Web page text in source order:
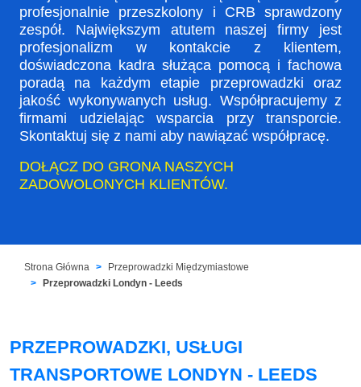
profesjonalnie przeszkolony i CRB sprawdzony
zespół. Największym atutem naszej firmy jest
profesjonalizm w kontakcie z klientem,
doświadczona kadra służąca pomocą i fachowa
poradą na każdym etapie przeprowadzki oraz
jakość wykonywanych usług. Współpracujemy z
firmami udzielając wsparcia przy transporcie.
Skontaktuj się z nami aby nawiązać współpracę.
DOŁĄCZ DO GRONA NASZYCH
ZADOWOLONYCH KLIENTÓW.
Strona Główna
Przeprowadzki Międzymiastowe
Przeprowadzki Londyn - Leeds
PRZEPROWADZKI, USŁUGI
TRANSPORTOWE LONDYN - LEEDS